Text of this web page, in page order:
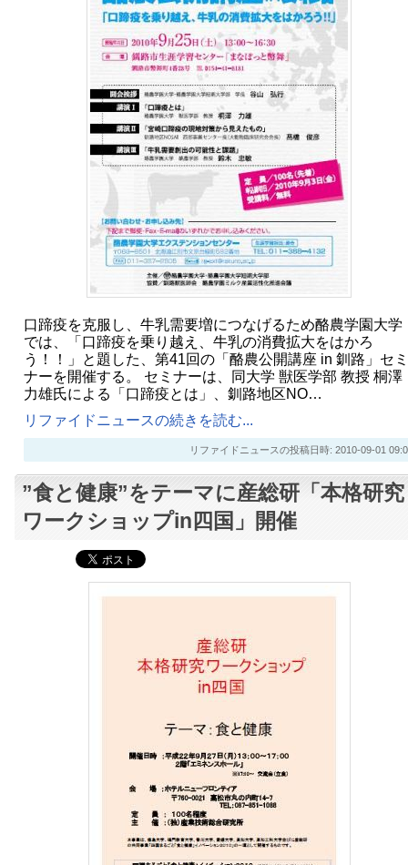
口蹄疫を克服し、牛乳需要増につなげるため酪農学園大学
では、「口蹄疫を乗り越え、牛乳の消費拡大をはかろ
う！！」と題した、第41回の「酪農公開講座 in 釧路」セミ
ナーを開催する。 セミナーは、同大学 獣医学部 教授 桐澤
力雄氏による「口蹄疫とは」、釧路地区NO…
リファイドニュースの続きを読む...
リファイドニュースの投稿日時: 2010-09-01
”食と健康”をテーマに産総研「本格研究
ワークショップin四国」開催